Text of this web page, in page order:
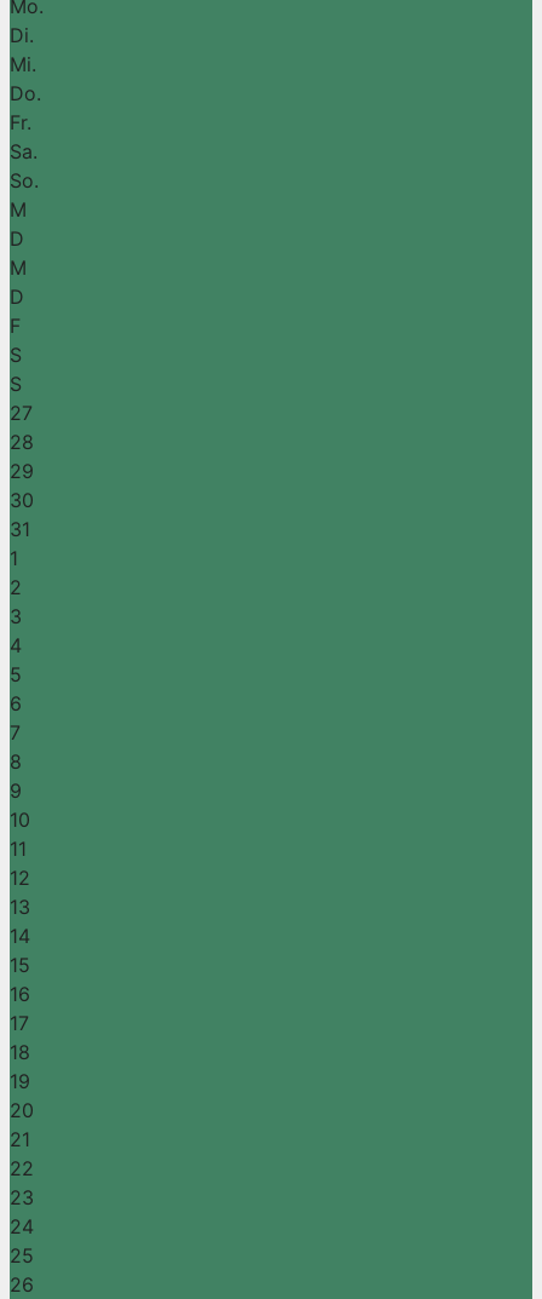
Mo.
Di.
Mi.
Do.
Fr.
Sa.
So.
M
D
M
D
F
S
S
27
28
29
30
31
1
2
3
4
5
6
7
8
9
10
11
12
13
14
15
16
17
18
19
20
21
22
23
24
25
26